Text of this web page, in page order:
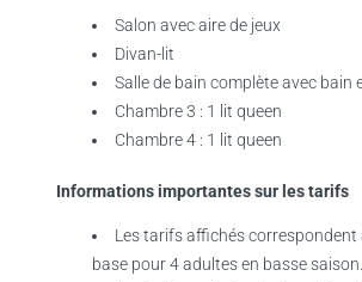
Salon avec aire de jeux
Divan-lit
Salle de bain complète avec bain
Chambre 3 : 1 lit queen
Chambre 4 : 1 lit queen
Informations importantes sur les tarifs
Les tarifs affichés correspondent
base pour 4 adultes en basse saison.